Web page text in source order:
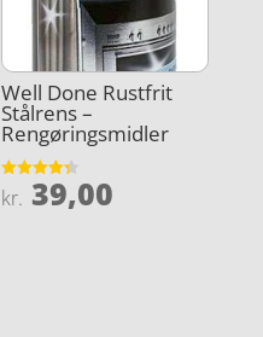
Well Done Rustfrit
Stålrens –
Rengøringsmidler
Vurderet
4.3
kr. 39,00